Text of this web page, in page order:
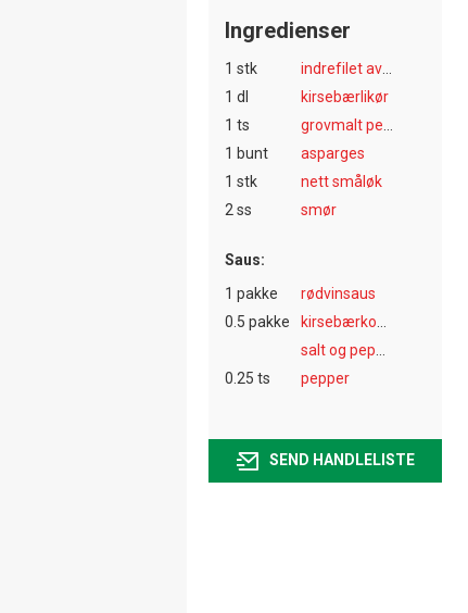
Ingredienser
1 stk
1 dl
kirsebærlikør
1 ts
1 bunt
asparges
1 stk
nett småløk
2 ss
smør
Saus:
1 pakke
rødvinsaus
0.5 pakke
0.25 ts
pepper
SEND HANDLELISTE